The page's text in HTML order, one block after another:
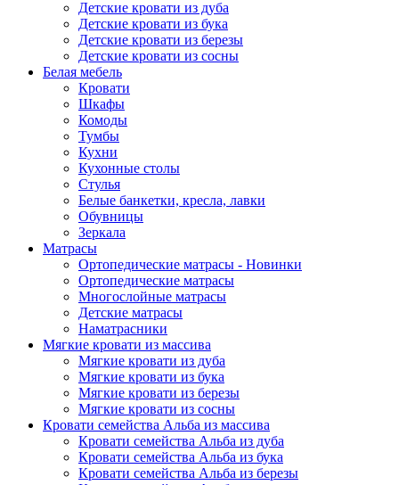
Детские кровати из дуба
Детские кровати из бука
Детские кровати из березы
Детские кровати из сосны
Белая мебель
Кровати
Шкафы
Комоды
Тумбы
Кухни
Кухонные столы
Стулья
Белые банкетки, кресла, лавки
Обувницы
Зеркала
Матрасы
Ортопедические матрасы - Новинки
Ортопедические матрасы
Многослойные матрасы
Детские матрасы
Наматрасники
Мягкие кровати из массива
Мягкие кровати из дуба
Мягкие кровати из бука
Мягкие кровати из березы
Мягкие кровати из сосны
Кровати семейства Альба из массива
Кровати семейства Альба из дуба
Кровати семейства Альба из бука
Кровати семейства Альба из березы